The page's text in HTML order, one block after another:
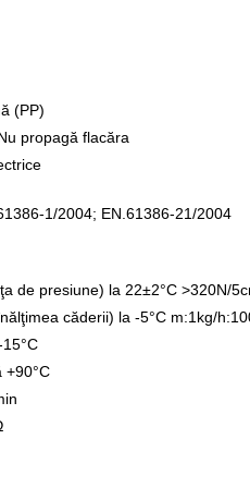
(PP)
propagă flacăra
1/2004; EN.61386-21/2004
de presiune) la 22±2°C >320Ν/
căderii) la -5°C m:1kg/
+90°C